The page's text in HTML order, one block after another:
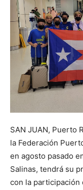
SAN JUAN, Puerto
la Federación
en agosto pasado
Salinas, tendrá su
con la participación